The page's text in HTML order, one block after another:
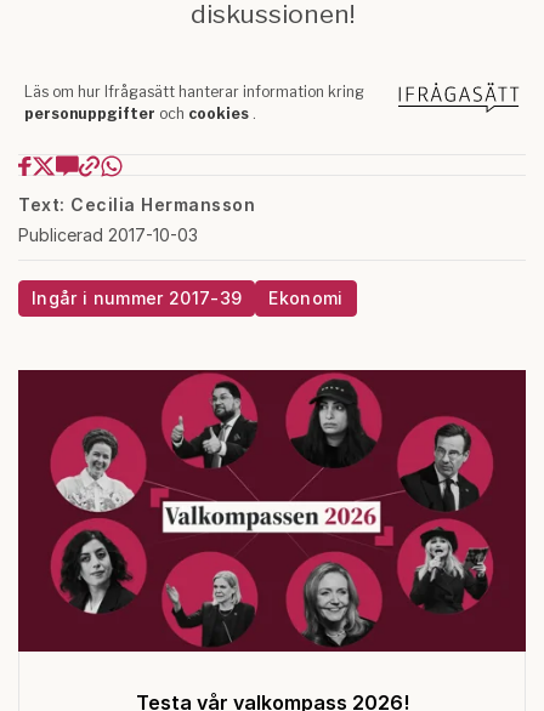
Text: Cecilia Hermansson
Publicerad 2017-10-03
Ingår i nummer 2017-39 Ekonomi
Testa vår valkompass 2026!